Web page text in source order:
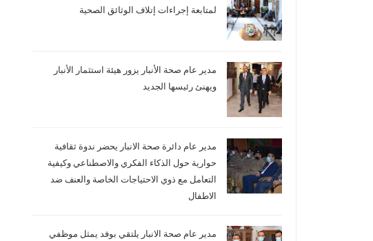
لمتابعة إجراءات إتلاف الوثائق الصحية
مدير عام صحة الأنبار يزور هيئة استثمار الأنبار
ويهنئ رئيسها الجديد
مدير عام دائرة صحة الانبار يحضر ندوة ثقافية
حوارية حول الذكاء الفكري والاصطناعي وكيفية
التعامل مع ذوي الاحتياجات الخاصة والعنف ضد
الاطفال
مدير عام صحة الانبار يلتقي بوفد يمثل موظفي